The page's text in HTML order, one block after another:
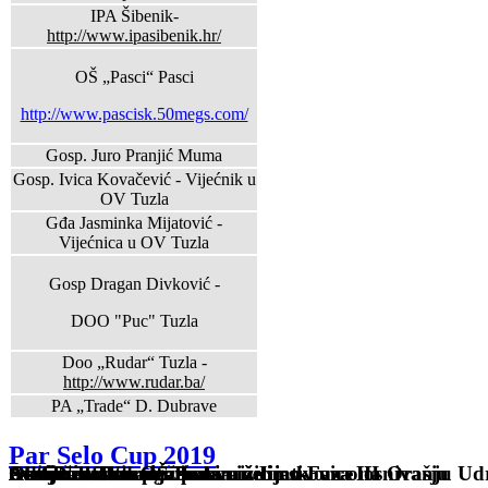
IPA Šibenik-
http://www.ipasibenik.hr/
OŠ „Pasci“ Pasci
http://www.pascisk.50megs.com/
Gosp. Juro Pranjić Muma
Gosp. Ivica Kovačević - Vijećnik u
OV Tuzla
Gđa Jasminka Mijatović -
Vijećnica u OV Tuzla
Gosp Dragan Divković -
DOO "Puc" Tuzla
Doo „Rudar“ Tuzla -
http://www.rudar.ba/
PA „Trade“ D. Dubrave
Sveti Nikola u OŠ Pasci
Osnovana Udruga žena
Održan sastanak žena sa inicijativom o osnivanju
Autobuska stanica kakvu želimo-Faza III
Akcija asfaltiranja puta niz Ljeskovice na Orašju
Sveti Nikola u OŠ Pasci
Obilježen Dan penzionera
Autobuska stanica kakvu želimo-Faza II
Autobuska stanica kakvu želimo
Par Selo Cup 2019